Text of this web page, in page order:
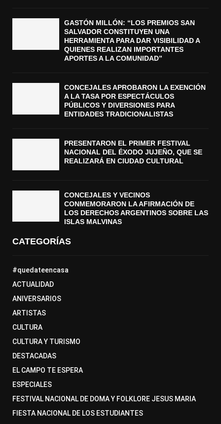
GASTÓN MILLÓN: “LOS PREMIOS SAN
SALVADOR CONSTITUYEN UNA
HERRAMIENTA PARA DAR VISIBILIDAD A
QUIENES REALIZAN IMPORTANTES
APORTES A LA COMUNIDAD”
CONCEJALES APROBARON LA EXENCIÓN
A LA TASA POR ESPECTÁCULOS
PÚBLICOS Y DIVERSIONES PARA
ENTIDADES TRADICIONALISTAS
PRESENTARON EL PRIMER FESTIVAL
NACIONAL DEL ÉXODO JUJEÑO, QUE SE
REALIZARÁ EN CIUDAD CULTURAL
CONCEJALES Y VECINOS
CONMEMORARON LA AFIRMACIÓN DE
LOS DERECHOS ARGENTINOS SOBRE LAS
ISLAS MALVINAS
CATEGORÍAS
#quedateencasa
ACTUALIDAD
ANIVERSARIOS
ARTISTAS
CULTURA
CULTURA Y TURISMO
DESTACADAS
EL CAMPO TE ESPERA
ESPECIALES
FESTIVAL NACIONAL DE DOMA Y FOLKLORE JESUS MARIA
FIESTA NACIONAL DE LOS ESTUDIANTES